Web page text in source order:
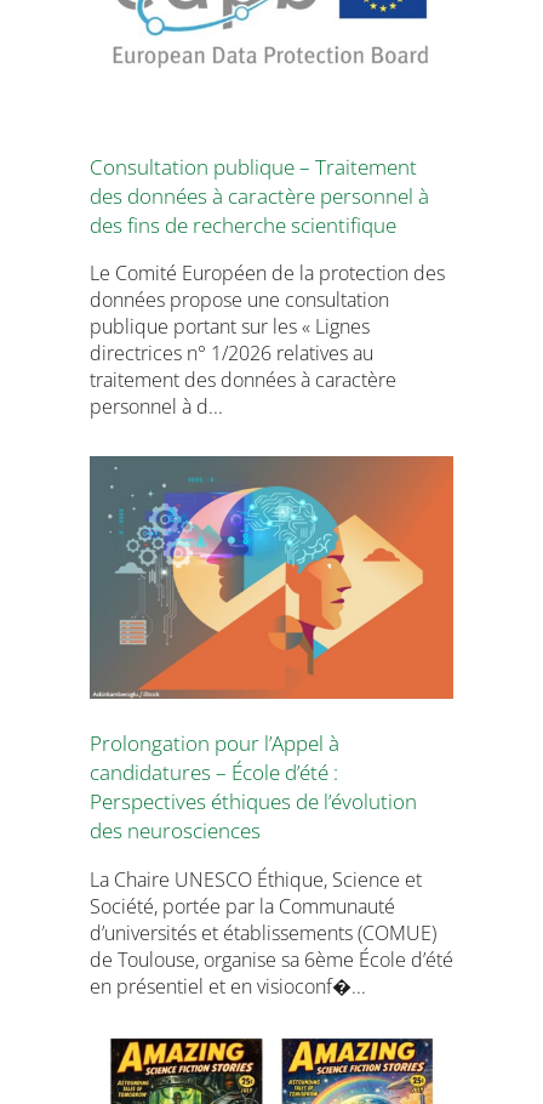
Consultation publique – Traitement
des données à caractère personnel à
des fins de recherche scientifique
Le Comité Européen de la protection des
données propose une consultation
publique portant sur les « Lignes
directrices n° 1/2026 relatives au
traitement des données à caractère
personnel à d...
Prolongation pour l’Appel à
candidatures – École d’été :
Perspectives éthiques de l’évolution
des neurosciences
La Chaire UNESCO Éthique, Science et
Société, portée par la Communauté
d’universités et établissements (COMUE)
de Toulouse, organise sa 6ème École d’été
en présentiel et en visioconf�...